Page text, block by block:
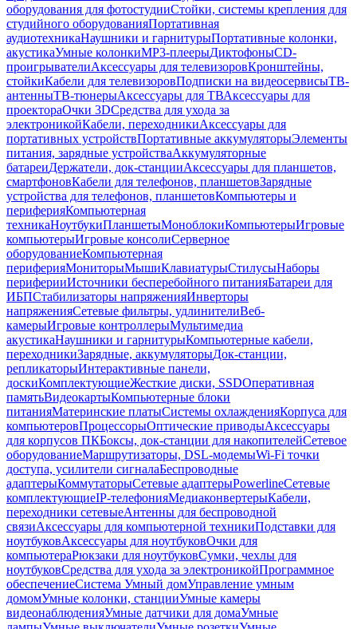
оборудования для фотостудииСтойки, системы крепления для
студийного оборудованияПортативная
аудиотехникаНаушники и гарнитурыПортативные колонки,
акустикаУмные колонкиMP3-плеерыДиктофоныCD-
проигрывателиАксессуары для телевизоровКронштейны,
стойкиКабели для телевизоровПодписки на видеосервисыТВ-
антенныТВ-тюнерыАксессуары для ТВАксессуары для
проектораОчки 3DСредства для ухода за
электроникойКабели, переходникиАксессуары для
портативных устройствПортативные аккумуляторыЭлементы
питания, зарядные устройстваАккумуляторные
батареиДержатели, док-станцииАксессуары для планшетов,
смартфоновКабели для телефонов, планшетовЗарядные
устройства для телефонов, планшетовКомпьютеры и
периферияКомпьютерная
техникаНоутбукиПланшетыМоноблокиКомпьютерыИгровые
компьютерыИгровые консолиСерверное
оборудованиеКомпьютерная
периферияМониторыМышиКлавиатурыСтилусыНаборы
периферииИсточники бесперебойного питанияБатареи для
ИБПСтабилизаторы напряженияИнверторы
напряженияСетевые фильтры, удлинителиВеб-
камерыИгровые контроллерыМультимедиа
акустикаНаушники и гарнитурыКомпьютерные кабели,
переходникиЗарядные, аккумуляторыДок-станции,
репликаторыИнтерактивные панели,
доскиКомплектующиеЖесткие диски, SSDОперативная
памятьВидеокартыКомпьютерные блоки
питанияМатеринские платыСистемы охлажденияКорпуса для
компьютеровПроцессорыОптические приводыАксессуары
для корпусов ПКБоксы, док-станции для накопителейСетевое
оборудованиеМаршрутизаторы, DSL-модемыWi-Fi точки
доступа, усилители сигналаБеспроводные
адаптерыКоммутаторыСетевые адаптерыPowerlineСетевые
комплектующиеIP-телефонияМедиаконвертерыКабели,
переходники сетевыеАнтенны для беспроводной
связиАксессуары для компьютерной техникиПодставки для
ноутбуковАксессуары для ноутбуковОчки для
компьютераРюкзаки для ноутбуковСумки, чехлы для
ноутбуковСредства для ухода за электроникойПрограммное
обеспечениеСистема Умный домУправление умным
домомУмные колонки, станцииУмные камеры
видеонаблюденияУмные датчики для домаУмные